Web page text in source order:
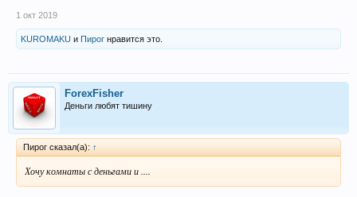
1 окт 2019
KUROMAKU и Пирог нравится это.
ForexFisher
Деньги любят тишину
Пирог сказал(а): ↑
Хочу комнаты с деньгами и ....